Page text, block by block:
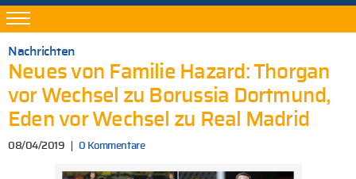
Nachrichten
Neues von Familie Hazard: Thorgan
vor Wechsel zu Borussia Dortmund,
Eden vor Wechsel zu Real Madrid
08/04/2019 0 Kommentare